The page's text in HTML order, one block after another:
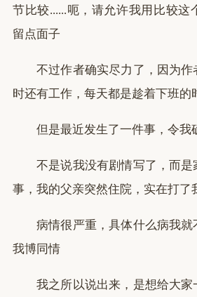
节比较......呃，请允许我用比较这
留点面子
不过作者确实尽力了，因为
时还有工作，每天都是趁着下班的
但是最近发生了一件事，令我
不是说我没有剧情写了，而
事，我的父亲突然住院，实在打了
病情很严重，具体什么病我
我博同情
我之所以说出来，是想给大